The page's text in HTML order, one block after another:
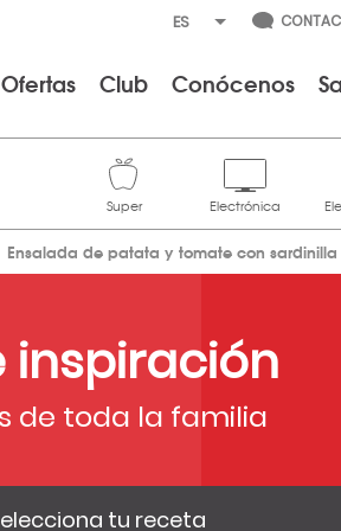
Ofertas Club Conócenos
Ensalada de patata y tomate con
inspiración
de toda la familia
tu receta